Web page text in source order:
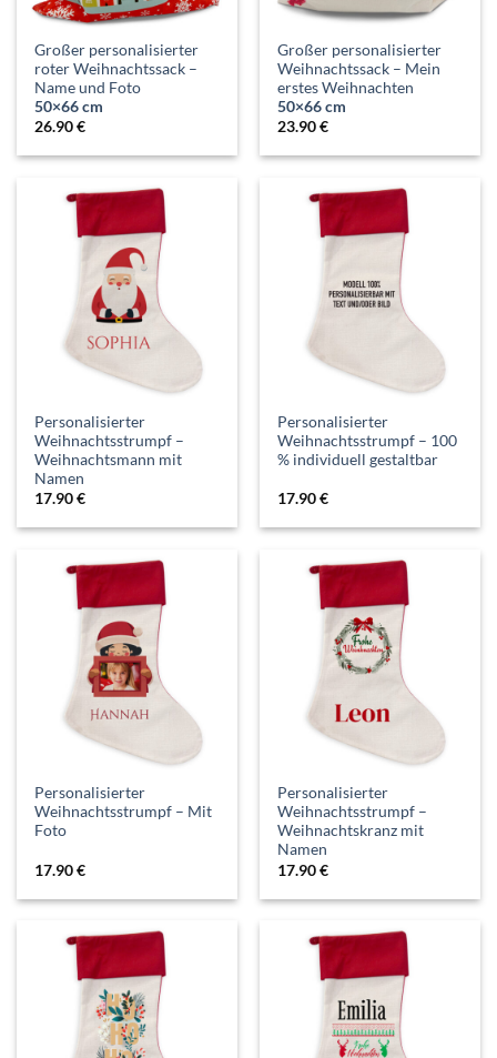
Großer personalisierter
roter Weihnachtssack –
Name und Foto
50×66 cm
26.90€
Großer personalisierter
Weihnachtssack – Mein
erstes Weihnachten
50×66 cm
23.90€
Personalisierter
Weihnachtsstrumpf –
Weihnachtsmann mit
Namen
17.90€
Personalisierter
Weihnachtsstrumpf – 100
% individuell gestaltbar
17.90€
Personalisierter
Weihnachtsstrumpf – Mit
Foto
17.90€
Personalisierter
Weihnachtsstrumpf –
Weihnachtskranz mit
Namen
17.90€